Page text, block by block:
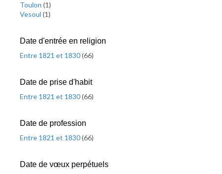
Toulon (1)
Vesoul (1)
Date d'entrée en religion
Entre 1821 et 1830(66)
Date de prise d'habit
Entre 1821 et 1830(66)
Date de profession
Entre 1821 et 1830(66)
Date de vœux perpétuels